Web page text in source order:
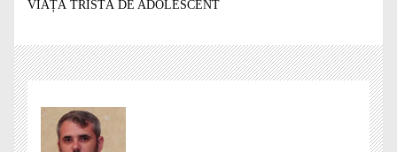
VIAȚĂ TRISTĂ DE ADOLESCENT